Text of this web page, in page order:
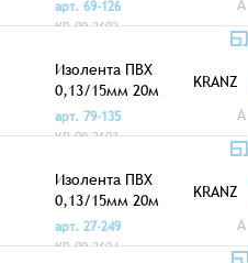
арт. 69-126
KR-09-2602
A
Изолента ПВХ
0,13/15мм 20м
зеленая
KRANZ
арт. 79-135
KR-09-2603
A
Изолента ПВХ
0,13/15мм 20м
красная
KRANZ
арт. 27-249
KR-09-2604
A